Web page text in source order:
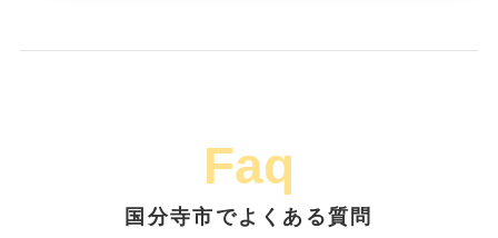
Faq
国分寺市でよくある質問